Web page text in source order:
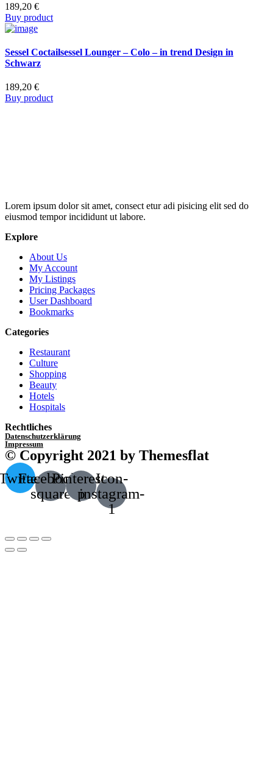
189,20 €
Buy product
Sessel Coctailsessel Lounger – Colo – in trend Design in
Schwarz
189,20 €
Buy product
Lorem ipsum dolor sit amet, consect etur adi pisicing elit sed do
eiusmod tempor incididunt ut labore.
Explore
About Us
My Account
My Listings
Pricing Packages
User Dashboard
Bookmarks
Categories
Restaurant
Culture
Shopping
Beauty
Hotels
Hospitals
Rechtliches
Datenschutzerklärung
Impressum
© Copyright 2021 by Themesflat
Facebook-
square
Pinterest-
p
Icon-
instagram-
1